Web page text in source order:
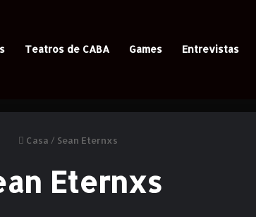
Teatros de CABA Games Entrevistas
Casa / Sean Eternxs
Eternxs